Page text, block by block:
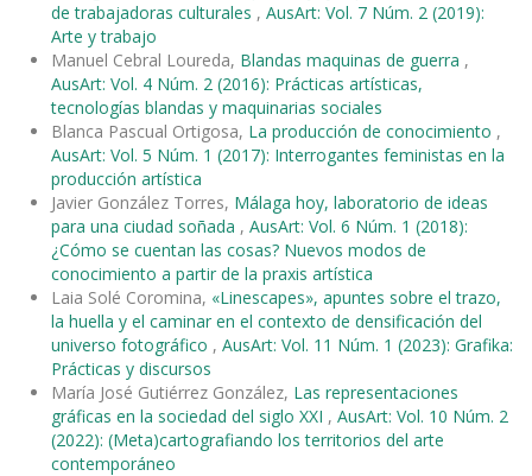
de trabajadoras culturales , AusArt: Vol. 7 Núm. 2 (2019):
Arte y trabajo
Manuel Cebral Loureda, Blandas maquinas de guerra ,
AusArt: Vol. 4 Núm. 2 (2016): Prácticas artísticas,
tecnologías blandas y maquinarias sociales
Blanca Pascual Ortigosa, La producción de conocimiento ,
AusArt: Vol. 5 Núm. 1 (2017): Interrogantes feministas en la
producción artística
Javier González Torres, Málaga hoy, laboratorio de ideas
para una ciudad soñada , AusArt: Vol. 6 Núm. 1 (2018):
¿Cómo se cuentan las cosas? Nuevos modos de
conocimiento a partir de la praxis artística
Laia Solé Coromina, «Linescapes», apuntes sobre el trazo,
la huella y el caminar en el contexto de densificación del
universo fotográfico , AusArt: Vol. 11 Núm. 1 (2023): Grafika:
Prácticas y discursos
María José Gutiérrez González, Las representaciones
gráficas en la sociedad del siglo XXI , AusArt: Vol. 10 Núm. 2
(2022): (Meta)cartografiando los territorios del arte
contemporáneo